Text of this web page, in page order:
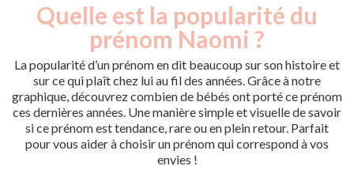
Quelle est la popularité du
prénom Naomi ?
La popularité d’un prénom en dit beaucoup sur son histoire et
sur ce qui plaît chez lui au fil des années. Grâce à notre
graphique, découvrez combien de bébés ont porté ce prénom
ces dernières années. Une manière simple et visuelle de savoir
si ce prénom est tendance, rare ou en plein retour. Parfait
pour vous aider à choisir un prénom qui correspond à vos
envies !
Année
Nouveaux-
nés
2010
87
2011
69
2012
71
2013
83
2014
55
2015
60